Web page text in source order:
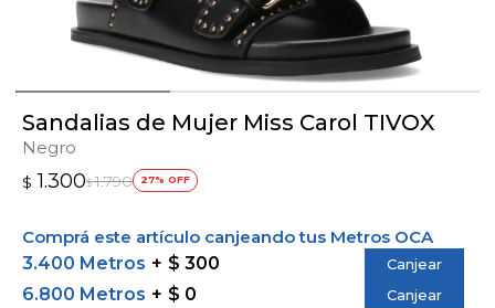
Sandalias de Mujer Miss Carol TIVOX
Negro
$ 1.300$ 1.790 27
Comprá este artículo canjeando tus Metros OCA
3.400 Metros
$ 300 Canjear
6.800 Metros $ 0 Canjear